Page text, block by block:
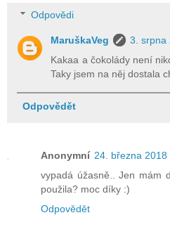
Odpovědi
MaruškaVeg
3. srpna
Kakaa a čokolády není
Taky jsem na něj dostala
Odpovědět
Anonymní 24. března 2018
vypadá úžasně.. Jen mám
použila? moc díky :)
Odpovědět